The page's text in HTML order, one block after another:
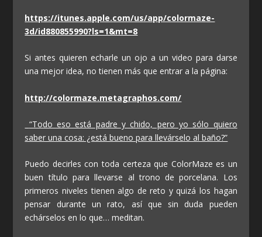
https://itunes.apple.com/us/app/colormaze-
3d/id880855990?ls=1&mt=8
Si antes quieren echarle un ojo a un video para darse
una mejor idea, no tienen más que entrar a la página:
http://colormaze.metagraphos.com/
“Todo eso está padre y chido, pero yo sólo quiero
saber una cosa: ¿está bueno para llevárselo al baño?”
Puedo decirles con toda certeza que ColorMaze es un
buen título para llevarse al trono de porcelana. Los
primeros niveles tienen algo de reto y quizá los hagan
pensar durante un rato, así que sin duda pueden
echárselos en lo que… meditan.